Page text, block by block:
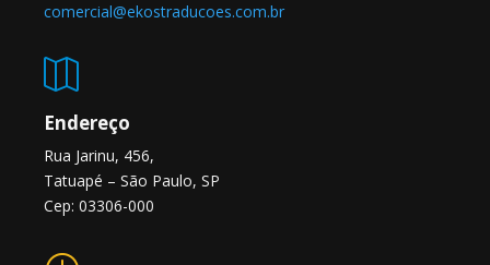
comercial@ekostraducoes.com.br

Endereço
Rua Jarinu, 456,
Tatuapé – São Paulo, SP
Cep: 03306-000